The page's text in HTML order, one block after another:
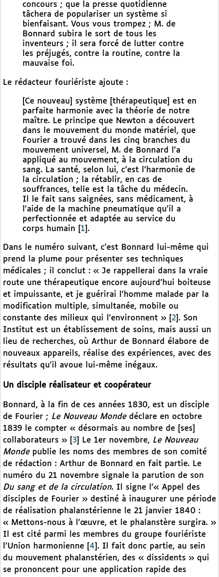
concours ; que la presse quotidienne
tâchera de populariser un système si
bienfaisant. Vous vous trompez ; M. de
Bonnard subira le sort de tous les
inventeurs ; il sera forcé de lutter contre
les préjugés, contre la routine, contre la
mauvaise foi.
Le rédacteur fouriériste ajoute :
[Ce nouveau] système [thérapeutique] est en
parfaite harmonie avec la théorie de notre
maître. Le principe que Newton a découvert
dans le mouvement du monde matériel, que
Fourier a trouvé dans les cinq branches du
mouvement universel, M. de Bonnard l’a
appliqué au mouvement, à la circulation du
sang. La santé, selon lui, c’est l’harmonie de
la circulation ; la rétablir, en cas de
souffrances, telle est la tâche du médecin.
Il le fait sans saignées, sans médicament, à
l’aide de la machine pneumatique qu’il a
perfectionnée et adaptée au service du
corps humain
1 .
Dans le numéro suivant, c’est Bonnard lui-même qui
prend la plume pour présenter ses techniques
médicales ; il conclut : « Je rappellerai dans la vraie
route une thérapeutique encore aujourd’hui boiteuse
et impuissante, et je guérirai l’homme malade par la
modification multiple, simultanée, mobile ou
constante des milieux qui l’environnent »
2 . Son
Institut est un établissement de soins, mais aussi un
lieu de recherches, où Arthur de Bonnard élabore de
nouveaux appareils, réalise des expériences, avec des
résultats qu’il avoue lui-même inégaux.
Un disciple réalisateur et coopérateur
Bonnard, à la fin de ces années 1830, est un disciple
de Fourier ; Le Nouveau Mondedéclare en octobre
1839 le compter « désormais au nombre de [ses]
collaborateurs »
3 Le 1er novembre, Le Nouveau
Mondepublie les noms des membres de son comité
de rédaction : Arthur de Bonnard en fait partie. Le
numéro du 21 novembre signale la parution de son
Du sang et de la circulation. Il signe l’« Appel des
disciples de Fourier » destiné à inaugurer une période
de réalisation phalanstérienne le 21 janvier 1840 :
« Mettons-nous à l’œuvre, et le phalanstère surgira. »
Il est cité parmi les membres du groupe fouriériste
l’Union harmonienne
4 . Il fait donc partie, au sein
du mouvement phalanstérien, des « dissidents » qui
se prononcent pour une application rapide des